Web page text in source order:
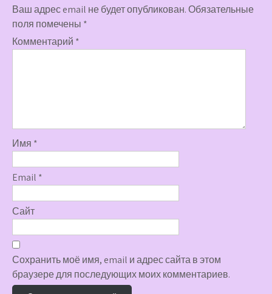
Ваш адрес email не будет опубликован.Обязательные
поля помечены *
Комментарий *
Имя *
Email *
Сайт
Сохранить моё имя, email и адрес сайта в этом
браузере для последующих моих комментариев.